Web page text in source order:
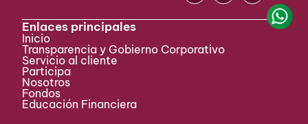
Enlaces principales
Inicio
Transparencia y Gobierno Corporativo
Servicio al cliente
Participa ​
Nosotros
Fondos
Educación Financiera